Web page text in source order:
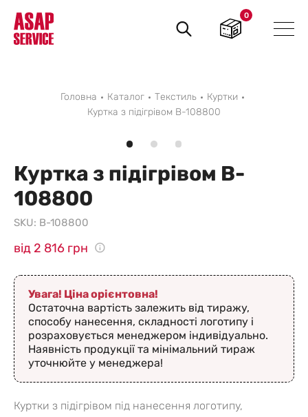
Пошук
товарів
0
Головна Каталог Текстиль
Куртки
Куртка з підігрівом B-108800
Куртка з підігрівом B-
108800
SKU: B-108800
від 2 816 грн
Увага! Ціна орієнтовна!
Остаточна вартість залежить від тиражу,
способу нанесення, складності логотипу і
розраховується менеджером індивідуально.
Наявність продукції та мінімальний тираж
уточнюйте у менеджера!
Куртки з підігрівом під нанесення логотипу,